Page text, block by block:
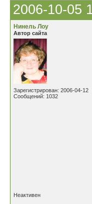
2006-10-05
Нинель Лоу
Автор сайта
Зарегистрирован: 2006-04-12
Сообщений: 1032
Неактивен